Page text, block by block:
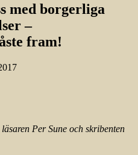
med borgerliga
–
fram!
Per Sune och skribenten